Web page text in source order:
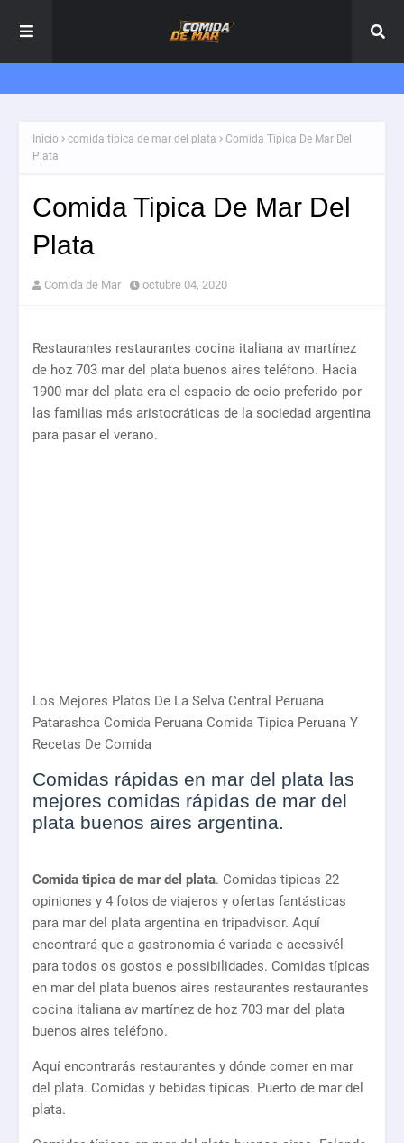
Inicio comida tipica de mar del plata
Comida Tipica De Mar Del
Plata
Comida Tipica De Mar Del
Plata
Comida de Mar octubre 04, 2020
Restaurantes restaurantes cocina italiana av martínez
de hoz 703 mar del plata buenos aires teléfono. Hacia
1900 mar del plata era el espacio de ocio preferido por
las familias más aristocráticas de la sociedad argentina
para pasar el verano.
Los Mejores Platos De La Selva Central Peruana
Patarashca Comida Peruana Comida Tipica Peruana Y
Recetas De Comida
Comidas rápidas en mar del plata las
mejores comidas rápidas de mar del
plata buenos aires argentina.
Comida tipica de mar del plata. Comidas tipicas 22
opiniones y 4 fotos de viajeros y ofertas fantásticas
para mar del plata argentina en tripadvisor. Aquí
encontrará que a gastronomia é variada e acessivél
para todos os gostos e possibilidades. Comidas típicas
en mar del plata buenos aires restaurantes restaurantes
cocina italiana av martínez de hoz 703 mar del plata
buenos aires teléfono.
Aquí encontrarás restaurantes y dónde comer en mar
del plata. Comidas y bebidas típicas. Puerto de mar del
plata.